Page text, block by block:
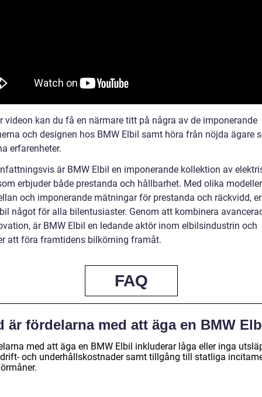
videon kan du få en närmare titt på några av de imponerande
och designen hos BMW Elbil samt höra från nöjda ägare
erfarenheter.
är BMW Elbil en imponerande kollektion av
erbjuder både prestanda och hållbarhet. Med olika
och imponerande mätningar för prestanda och räckvidd,
något för alla bilentusiaster. Genom att kombinera
är BMW Elbil en ledande aktör inom elbilsindustrin och
att föra framtidens bilkörning framåt.
FAQ
är fördelarna med att äga en BMW
med att äga en BMW Elbil inkluderar låga eller inga
och underhållskostnader samt tillgång till statliga